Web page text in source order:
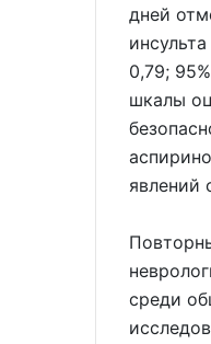
дней
0,79;
шкалы
явлений
среди